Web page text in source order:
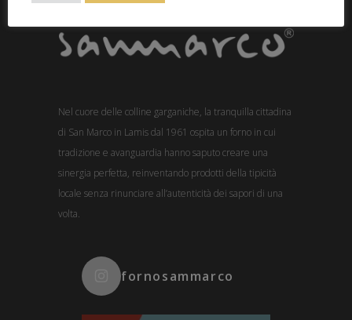
Nel cuore delle colline garganiche, la tranquilla cittadina
di San Marco in Lamis dal 1961 ospita un forno in cui
tradizione e avanguardia hanno saputo creare una
sinergia perfetta, reinventando prodotti della tipicità
locale senza rinunciare all’autenticità dei sapori di una
volta.
fornosammarco